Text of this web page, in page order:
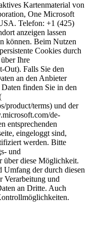
Kartenmaterial von
One Microsoft
Telefon: +1 (425)
anzeigen lassen
können. Beim Nutzen
Cookies durch
Ihre
Out). Falls Sie den
an den Anbieter
finden Sie in den
product/terms) und der
de-
entsprechenden
eingeloggt sind,
werden. Bitte
und
über diese Möglichkeit.
Umfang der durch diesen
Verarbeitung und
an Dritte. Auch